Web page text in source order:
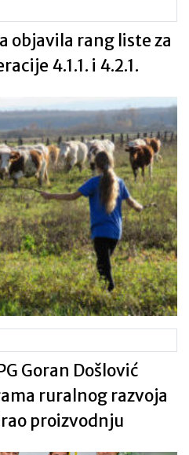
objavila rang liste za
4.1.1. i 4.2.1.
Goran Došlović
ruralnog razvoja
proizvodnju